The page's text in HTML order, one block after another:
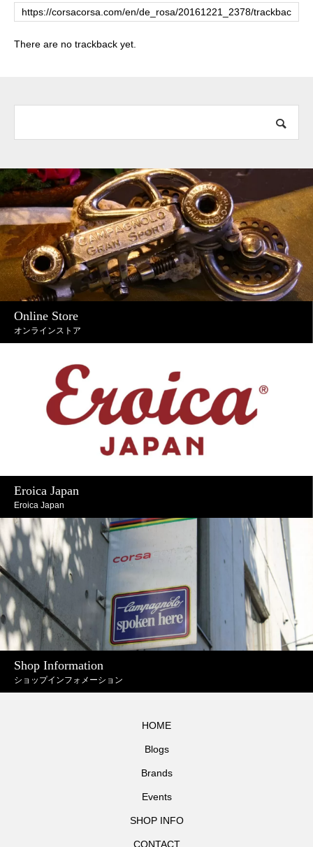
There are no trackback yet.
Online Store
オンラインストア
Eroica Japan
Eroica Japan
Shop Information
ショップインフォメーション
HOME
Blogs
Brands
Events
SHOP INFO
CONTACT